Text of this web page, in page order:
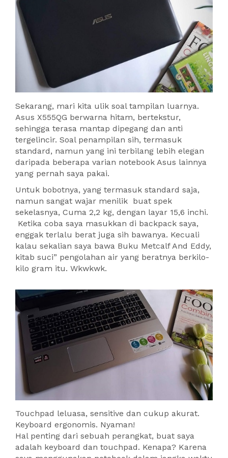
Sekarang, mari kita ulik soal tampilan luarnya.
Asus X555QG berwarna hitam, bertekstur,
sehingga terasa mantap dipegang dan anti
tergelincir. Soal penampilan sih, termasuk
standard, namun yang ini terbilang lebih elegan
daripada beberapa varian notebook Asus lainnya
yang pernah saya pakai.
Untuk bobotnya, yang termasuk standard saja,
namun sangat wajar menilik buat spek
sekelasnya, Cuma 2,2 kg, dengan layar 15,6 inchi.
Ketika coba saya masukkan di backpack saya,
enggak terlalu berat juga sih bawanya. Kecuali
kalau sekalian saya bawa Buku Metcalf And Eddy,
kitab suci” pengolahan air yang beratnya berkilo-
kilo gram itu. Wkwkwk.
Touchpad leluasa, sensitive dan cukup akurat.
Keyboard ergonomis. Nyaman!
Hal penting dari sebuah perangkat, buat saya
adalah keyboard dan touchpad. Kenapa? Karena